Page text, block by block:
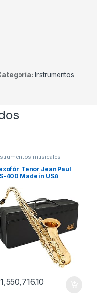
Instrumentos
musicales
Tenor Jean Paul
400 Made in USA
1,550,716.10